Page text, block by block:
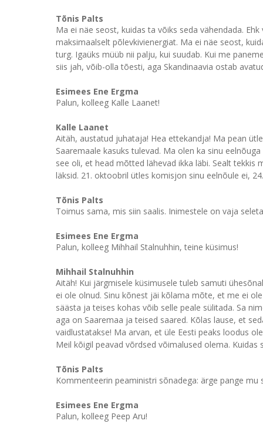
Tõnis Palts
Ma ei näe seost, kuidas ta võiks seda vähendada.
maksimaalselt põlevkivienergiat. Ma ei näe seost,
turg. Igaüks müüb nii palju, kui suudab. Kui me
siis jah, võib-olla tõesti, aga Skandinaavia ostab
Esimees Ene Ergma
Palun, kolleeg Kalle Laanet!
Kalle Laanet
Aitäh, austatud juhataja! Hea ettekandja! Ma pean
Saaremaale kasuks tulevad. Ma olen ka sinu
see oli, et head mõtted lähevad ikka läbi. Sealt
läksid. 21. oktoobril ütles komisjon sinu eelnõule ei,
Tõnis Palts
Toimus sama, mis siin saalis. Inimestele on vaja
Esimees Ene Ergma
Palun, kolleeg Mihhail Stalnuhhin, teine küsimus!
Mihhail Stalnuhhin
Aitäh! Kui järgmisele küsimusele tuleb samuti
ei ole olnud. Sinu kõnest jäi kõlama mõte, et me ei
säästa ja teises kohas võib selle peale sülitada. Sa
aga on Saaremaa ja teised saared. Kõlas lause, et
vaidlustatakse! Ma arvan, et üle Eesti peaks loodus
Meil kõigil peavad võrdsed võimalused olema. Kuidas
Tõnis Palts
Kommenteerin peaministri sõnadega: ärge pange
Esimees Ene Ergma
Palun, kolleeg Peep Aru!